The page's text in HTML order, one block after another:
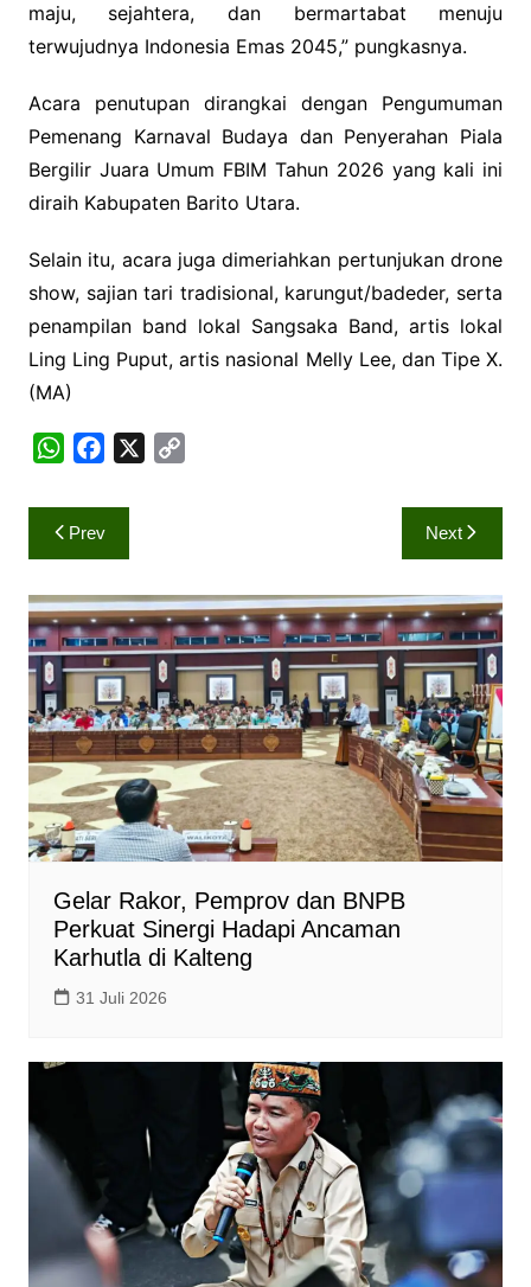
maju, sejahtera, dan bermartabat menuju
terwujudnya Indonesia Emas 2045,” pungkasnya.
Acara penutupan dirangkai dengan Pengumuman
Pemenang Karnaval Budaya dan Penyerahan Piala
Bergilir Juara Umum FBIM Tahun 2026 yang kali ini
diraih Kabupaten Barito Utara.
Selain itu, acara juga dimeriahkan pertunjukan drone
show, sajian tari tradisional, karungut/badeder, serta
penampilan band lokal Sangsaka Band, artis lokal
Ling Ling Puput, artis nasional Melly Lee, dan Tipe X.
(MA)
W
a
t
A
p
p
c
e
o
o
k
i
n
k
Navigasi
pos
Prev Next
Gelar Rakor, Pemprov dan BNPB
Perkuat Sinergi Hadapi Ancaman
Karhutla di Kalteng
31 Juli 2026